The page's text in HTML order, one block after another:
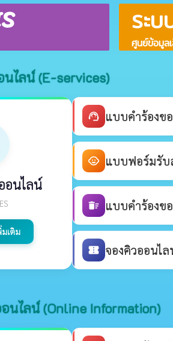
ระบ
ศูนย์ข้อมูล
ไลน์ (E-services)
อนไลน์
มเติม
support_agent แบบคำร้องข
child_care แบบฟอร์มรับ
delete_sweep แบบคำร้องข
confirmation_number จองคิวออนไ
นไลน์ (Online Information)